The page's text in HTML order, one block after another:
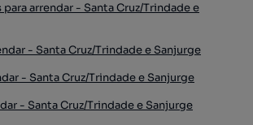
arrendar - Santa Cruz/Trindade e
- Santa Cruz/Trindade e Sanjurge
- Santa Cruz/Trindade e Sanjurge
- Santa Cruz/Trindade e Sanjurge